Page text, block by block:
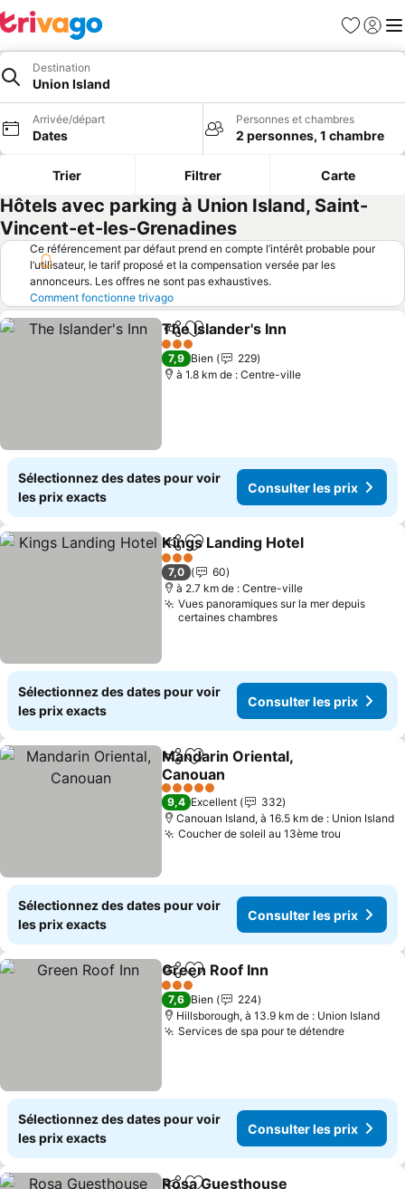
Favoris
Se
Destination
Union Island
Arrivée/départ
Dates
Personnes et chambres
2 personnes, 1 chambre
Trier Filtrer Carte
Hôtels avec parking à Union Island, Saint-
Vincent-et-les-Grenadines
Ce référencement par défaut prend en compte l’intérêt probable pour
l’utilisateur, le tarif proposé et la compensation versée par les
annonceurs. Les offres ne sont pas exhaustives.
Comment fonctionne trivago
PartagerAjouter à mes favoris
The Islander's Inn
3 Étoiles
7,9 Bien
229
à 1.8 km de : Centre-ville
Sélectionnez des dates pour voir
les prix exacts
Consulter les prix
PartagerAjouter à mes favoris
Kings Landing Hotel
3 Étoiles
7,0
60
à 2.7 km de : Centre-ville
Vues panoramiques sur la mer depuis
certaines chambres
Sélectionnez des dates pour voir
les prix exacts
Consulter les prix
PartagerAjouter à mes favoris
Mandarin Oriental,
Canouan
Consulter les prix
5 Étoiles
9,4 Excellent
332
Canouan Island, à 16.5 km de : Union Island
Coucher de soleil au 13ème trou
Sélectionnez des dates pour voir
les prix exacts
Consulter les prix
PartagerAjouter à mes favoris
Green Roof Inn
3 Étoiles
7,6 Bien
224
Hillsborough, à 13.9 km de : Union Island
Services de spa pour te détendre
Sélectionnez des dates pour voir
les prix exacts
Consulter les prix
Rosa Guesthouse